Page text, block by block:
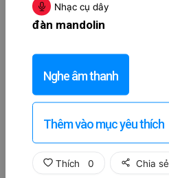
Nhạc cụ dây
đàn mandolin
Nghe âm thanh
Thêm vào mục yêu thích
Thích 0 Chia sẻ